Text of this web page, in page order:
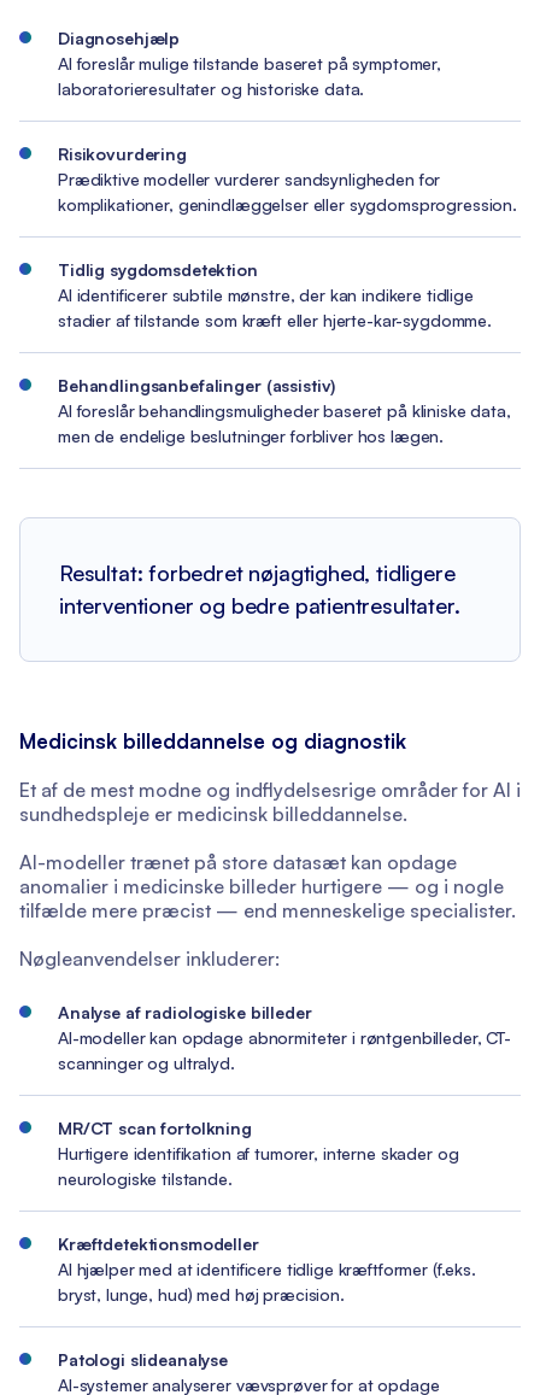
Diagnosehjælp
AI foreslår mulige tilstande baseret på symptomer,
laboratorieresultater og historiske data.
Risikovurdering
Prædiktive modeller vurderer sandsynligheden for
komplikationer, genindlæggelser eller sygdomsprogression.
Tidlig sygdomsdetektion
AI identificerer subtile mønstre, der kan indikere tidlige
stadier af tilstande som kræft eller hjerte-kar-sygdomme.
Behandlingsanbefalinger (assistiv)
AI foreslår behandlingsmuligheder baseret på kliniske data,
men de endelige beslutninger forbliver hos lægen.
Resultat: forbedret nøjagtighed, tidligere
interventioner og bedre patientresultater.
Medicinsk billeddannelse og diagnostik
Et af de mest modne og indflydelsesrige områder for AI i
sundhedspleje er medicinsk billeddannelse.
AI-modeller trænet på store datasæt kan opdage
anomalier i medicinske billeder hurtigere — og i nogle
tilfælde mere præcist — end menneskelige specialister.
Nøgleanvendelser inkluderer:
Analyse af radiologiske billeder
AI-modeller kan opdage abnormiteter i røntgenbilleder, CT-
scanninger og ultralyd.
MR/CT scan fortolkning
Hurtigere identifikation af tumorer, interne skader og
neurologiske tilstande.
Kræftdetektionsmodeller
AI hjælper med at identificere tidlige kræftformer (f.eks.
bryst, lunge, hud) med høj præcision.
Patologi slideanalyse
AI-systemer analyserer vævsprøver for at opdage